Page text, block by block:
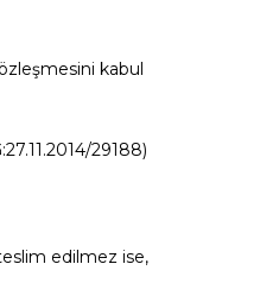
kabul
29188)
edilmez ise,